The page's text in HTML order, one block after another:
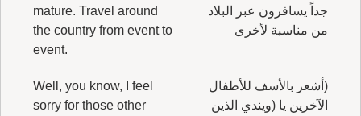
جداً يسافرون عبر البلاد
من مناسبة لأخرى
mature. Travel around
the country from event to
event.
(أشعر بالأسف للأطفال
الآخرين يا (ويندي الذين
Well, you know, I feel
sorry for those other